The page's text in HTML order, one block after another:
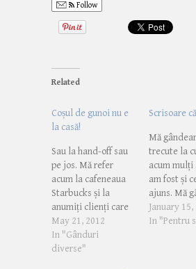
Follow
Related
Coșul de gunoi nu e
la casă!
Sau la hand-off sau
pe jos. Mă refer
acum la cafeneaua
Starbucks și la
anumiți clienți care
îi trec pragul.
Înțeleg multe lucruri
și am foarte multă
May 21, 2012
In "Gânduri
diverse"
Scrisoare
Mă
trecute la
acum mulți
am fost și
ajuns. Mă
ce aș scrie
scrie dacă
January 15,
In "Pentru